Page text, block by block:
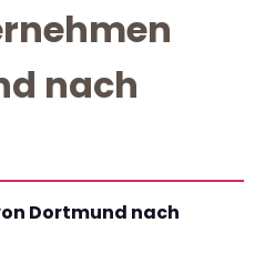
nach
Dortmund nach